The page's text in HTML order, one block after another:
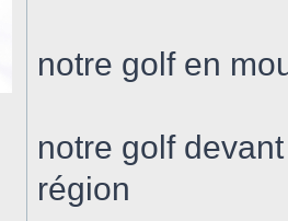
notre golf en
notre golf
région